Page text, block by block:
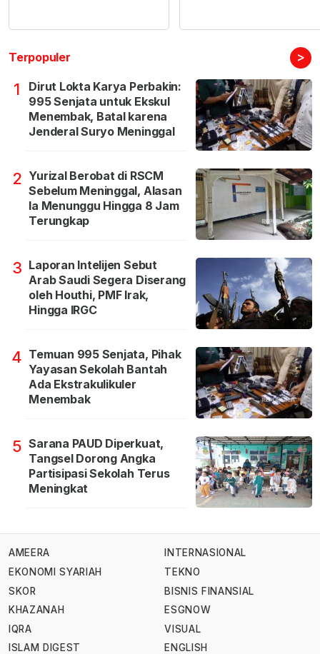
Terpopuler >
1
Dirut Lokta Karya Perbakin:
995 Senjata untuk Ekskul
Menembak, Batal karena
Jenderal Suryo Meninggal
2 Yurizal Berobat di RSCM
Sebelum Meninggal, Alasan
Ia Menunggu Hingga 8 Jam
Terungkap
3 Laporan Intelijen Sebut
Arab Saudi Segera Diserang
oleh Houthi, PMF Irak,
Hingga IRGC
4 Temuan 995 Senjata, Pihak
Yayasan Sekolah Bantah
Ada Ekstrakulikuler
Menembak
5 Sarana PAUD Diperkuat,
Tangsel Dorong Angka
Partisipasi Sekolah Terus
Meningkat
AMEERA
EKONOMI SYARIAH
SKOR
KHAZANAH
IQRA
ISLAM DIGEST
INTERNASIONAL
TEKNO
BISNIS FINANSIAL
ESGNOW
VISUAL
ENGLISH